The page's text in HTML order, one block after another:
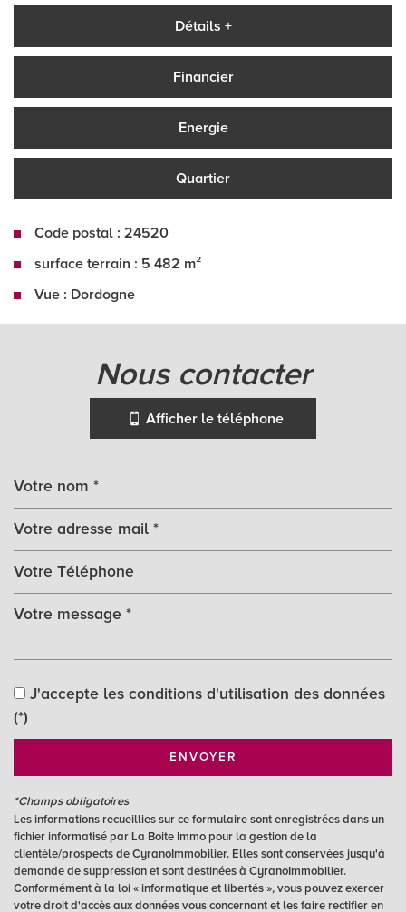
Détails +
Financier
Energie
Quartier
Code postal : 24520
surface terrain : 5 482 m²
Vue : Dordogne
la ville de saint-germain-et-mons
École primaire
statistiques
Nombre d'habitants
Propriétaires (vs. locataires)
83,78 %
Taxe habitation
9,53 %
nous contacter
Afficher le téléphone
J'accepte les conditions d'utilisation des données
(*)
ENVOYER
*Champs obligatoires
Les informations recueillies sur ce formulaire sont enregistrées dans un
fichier informatisé par La Boite Immo pour la gestion de la
clientèle/prospects de CyranoImmobilier. Elles sont conservées jusqu'à
demande de suppression et sont destinées à CyranoImmobilier.
Conformément à la loi « informatique et libertés », vous pouvez exercer
votre droit d'accès aux données vous concernant et les faire rectifier en